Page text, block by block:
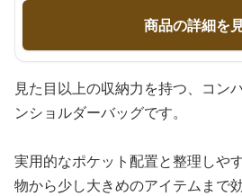
商品の詳細を
見た目以上の収納力を持つ、コン
ンショルダーバッグです。
実用的なポケット配置と整理しや
物から少し大きめのアイテムまで